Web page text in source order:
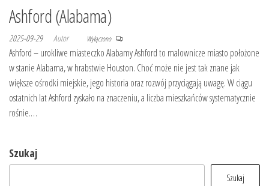
Ashford (Alabama)
2025-09-29 Autor Wyłączono
Ashford – urokliwe miasteczko Alabamy Ashford to malownicze miasto położone
w stanie Alabama, w hrabstwie Houston. Choć może nie jest tak znane jak
większe ośrodki miejskie, jego historia oraz rozwój przyciągają uwagę. W ciągu
ostatnich lat Ashford zyskało na znaczeniu, a liczba mieszkańców systematycznie
rośnie.…
Szukaj
Szukaj